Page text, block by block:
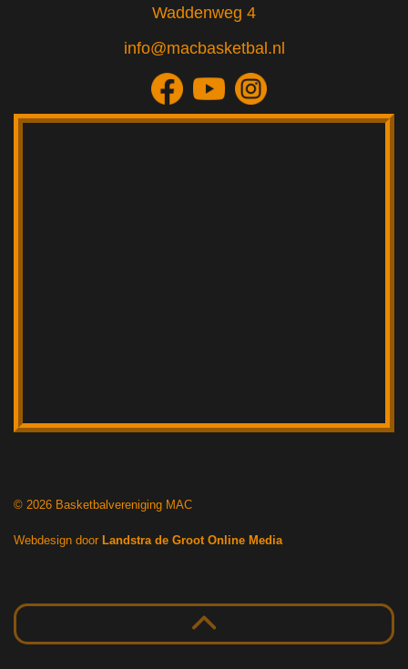
Waddenweg 4
info@macbasketbal.nl
© 2026 Basketbalvereniging MAC
Webdesign door Landstra de Groot Online Media